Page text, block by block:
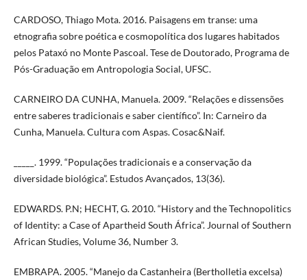
CARDOSO, Thiago Mota. 2016. Paisagens em transe: uma
etnografia sobre poética e cosmopolítica dos lugares habitados
pelos Pataxó no Monte Pascoal. Tese de Doutorado, Programa de
Pós-Graduação em Antropologia Social, UFSC.
CARNEIRO DA CUNHA, Manuela. 2009. “Relações e dissensões
entre saberes tradicionais e saber científico”. In: Carneiro da
Cunha, Manuela. Cultura com Aspas. Cosac&Naif.
_____. 1999. “Populações tradicionais e a conservação da
diversidade biológica”. Estudos Avançados, 13(36).
EDWARDS. P.N; HECHT, G. 2010. “History and the Technopolitics
of Identity: a Case of Apartheid South África”. Journal of Southern
African Studies, Volume 36, Number 3.
EMBRAPA. 2005. “Manejo da Castanheira (Bertholletia excelsa)